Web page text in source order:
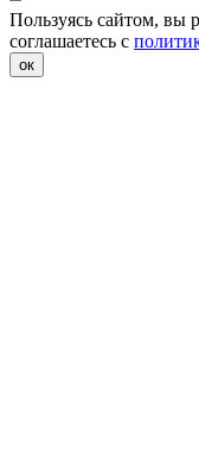
Пользуясь сайтом, вы
соглашаетесь с
ок